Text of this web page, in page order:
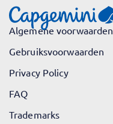
Algemene voorwaarden
Gebruiksvoorwaarden
Privacy Policy
FAQ
Trademarks